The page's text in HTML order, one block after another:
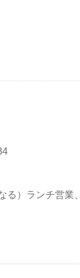
る）ランチ営業